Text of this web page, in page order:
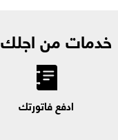
خدمات من اجلك
ادفع فاتورتك